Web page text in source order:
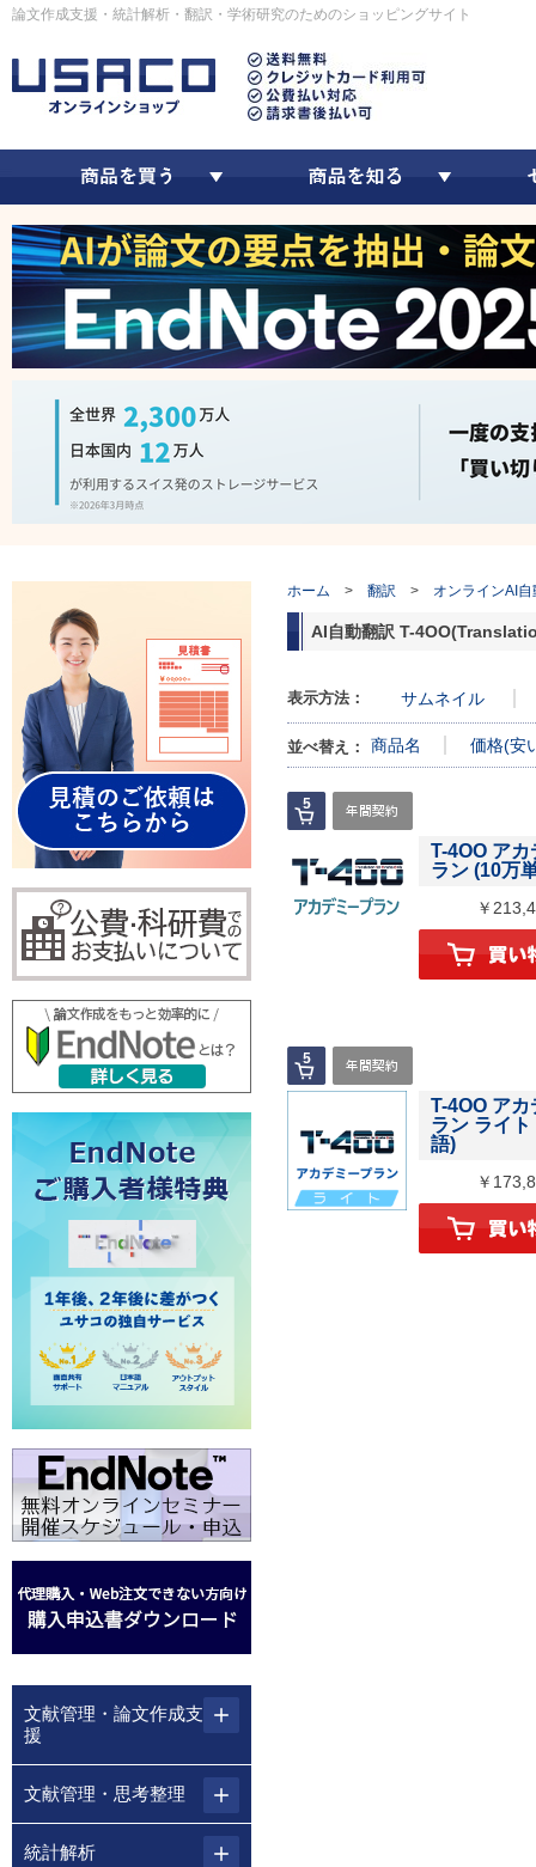
論文作成支援・統計解析・翻訳・学術研究のためのショッピングサイト
ホーム > 翻訳 > オンラインAI
AI自動翻訳 T-
表示方法： サムネイル
並べ替え： 商品名 価格(安
T-4OO アカ
ラン (10万
￥
T-4OO アカ
ラン ライト
語)
￥
文献管理・論文作成支
援
文献管理・思考整理
統計解析